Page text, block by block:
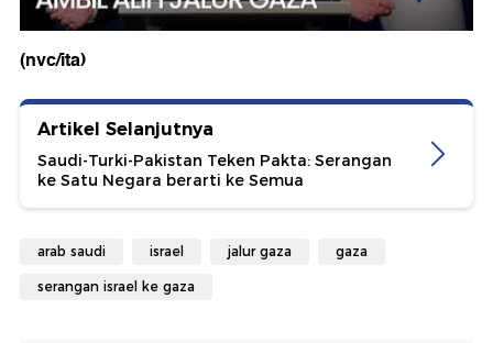
(nvc/ita)
Artikel Selanjutnya
Saudi-Turki-Pakistan Teken Pakta: Serangan
ke Satu Negara berarti ke Semua
arab saudi israel jalur gaza gaza
serangan israel ke gaza